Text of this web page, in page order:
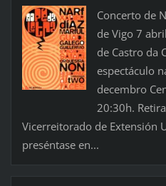
Concerto de
de Vigo 7
de Castro da
espectáculo
decembro
20:30h.
Vicerreitorado de Extensión
preséntase en...